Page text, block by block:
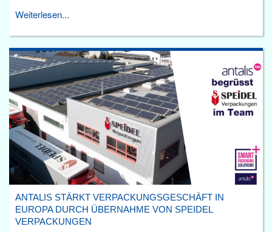
Weiterlesen...
ANTALIS STÄRKT VERPACKUNGSGESCHÄFT IN
EUROPA DURCH ÜBERNAHME VON SPEIDEL
VERPACKUNGEN